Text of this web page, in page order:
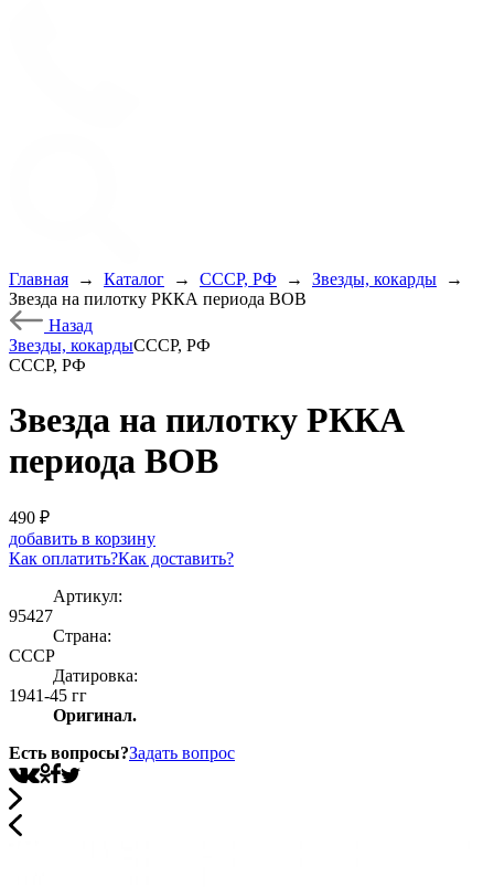
Главная → Каталог → СССР, РФ → Звезды, кокарды
→
Звезда на пилотку РККА периода ВОВ
Назад
Звезды, кокардыСССР, РФ
СССР, РФ
Звезда на пилотку РККА
периода ВОВ
490 ₽
добавить в корзину
Как оплатить?Как доставить?
Артикул:
95427
Страна:
СССР
Датировка:
1941-45 гг
Оригинал.
Есть вопросы?Задать вопрос